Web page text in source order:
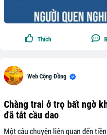
Thích
Web Cộng Đồng
Chàng trai ở trọ bất ngờ
đã tắt cầu dao
Một câu chuyện liên quan đến